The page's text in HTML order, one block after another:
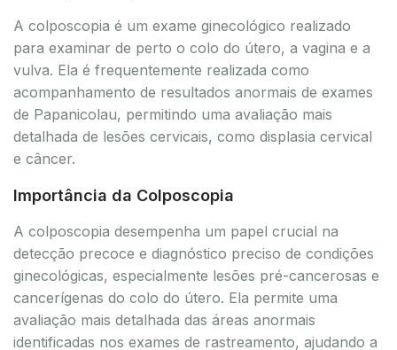
A colposcopia é um exame ginecológico realizado
para examinar de perto o colo do útero, a vagina e a
vulva. Ela é frequentemente realizada como
acompanhamento de resultados anormais de exames
de Papanicolau, permitindo uma avaliação mais
detalhada de lesões cervicais, como displasia cervical
e câncer.
Importância da Colposcopia
A colposcopia desempenha um papel crucial na
detecção precoce e diagnóstico preciso de condições
ginecológicas, especialmente lesões pré-cancerosas e
cancerígenas do colo do útero. Ela permite uma
avaliação mais detalhada das áreas anormais
identificadas nos exames de rastreamento, ajudando a